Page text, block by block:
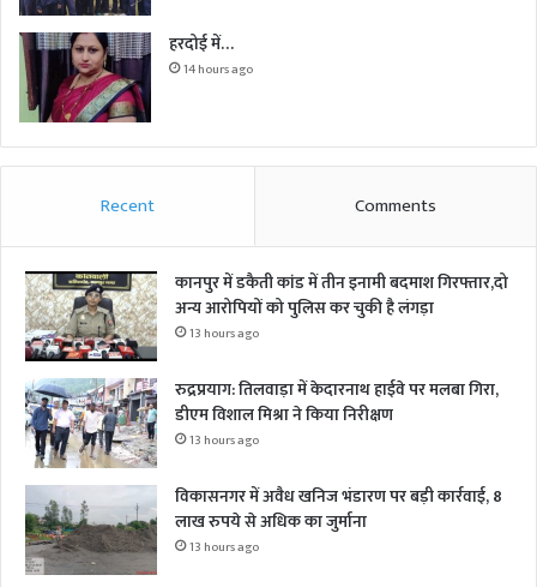
हरदोई में…
14 hours ago
Recent Comments
कानपुर में डकैती कांड में तीन इनामी बदमाश गिरफ्तार,दो
अन्य आरोपियों को पुलिस कर चुकी है लंगड़ा
13 hours ago
रुद्रप्रयाग: तिलवाड़ा में केदारनाथ हाईवे पर मलबा गिरा,
डीएम विशाल मिश्रा ने किया निरीक्षण
13 hours ago
विकासनगर में अवैध खनिज भंडारण पर बड़ी कार्रवाई, 8
लाख रुपये से अधिक का जुर्माना
13 hours ago